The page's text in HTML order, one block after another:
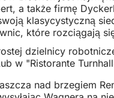
a także firmę
klasycystyczną
które rozciągają
dzielnicy
w "Ristorante
nad brzegiem